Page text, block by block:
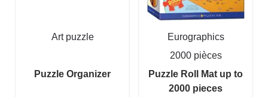
Art puzzle
Puzzle Organizer
Eurographics
2000 pièces
Puzzle Roll Mat up to
2000 pieces